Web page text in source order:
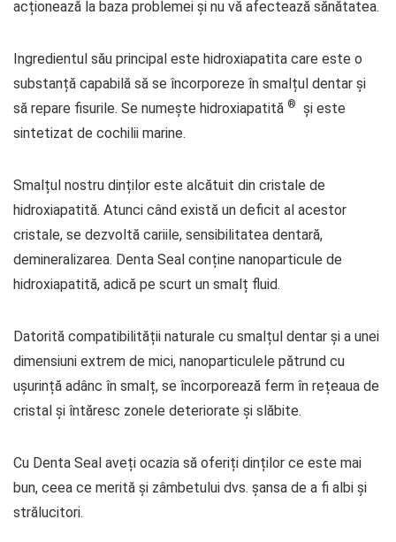
acționează la baza problemei și nu vă afectează sănătatea.
Ingredientul său principal este hidroxiapatita care este o
substanță capabilă să se încorporeze în smalțul dentar și
să repare fisurile. Se numește hidroxiapatită ®
și este
sintetizat de cochilii marine.
Smalțul nostru dinților este alcătuit din cristale de
hidroxiapatită. Atunci când există un deficit al acestor
cristale, se dezvoltă cariile, sensibilitatea dentară,
demineralizarea. Denta Seal conține nanoparticule de
hidroxiapatită, adică pe scurt un smalț fluid.
Datorită compatibilității naturale cu smalțul dentar și a unei
dimensiuni extrem de mici, nanoparticulele pătrund cu
ușurință adânc în smalț, se încorporează ferm în rețeaua de
cristal și întăresc zonele deteriorate și slăbite.
Cu Denta Seal aveți ocazia să oferiți dinților ce este mai
bun, ceea ce merită și zâmbetului dvs. șansa de a fi albi și
strălucitori.